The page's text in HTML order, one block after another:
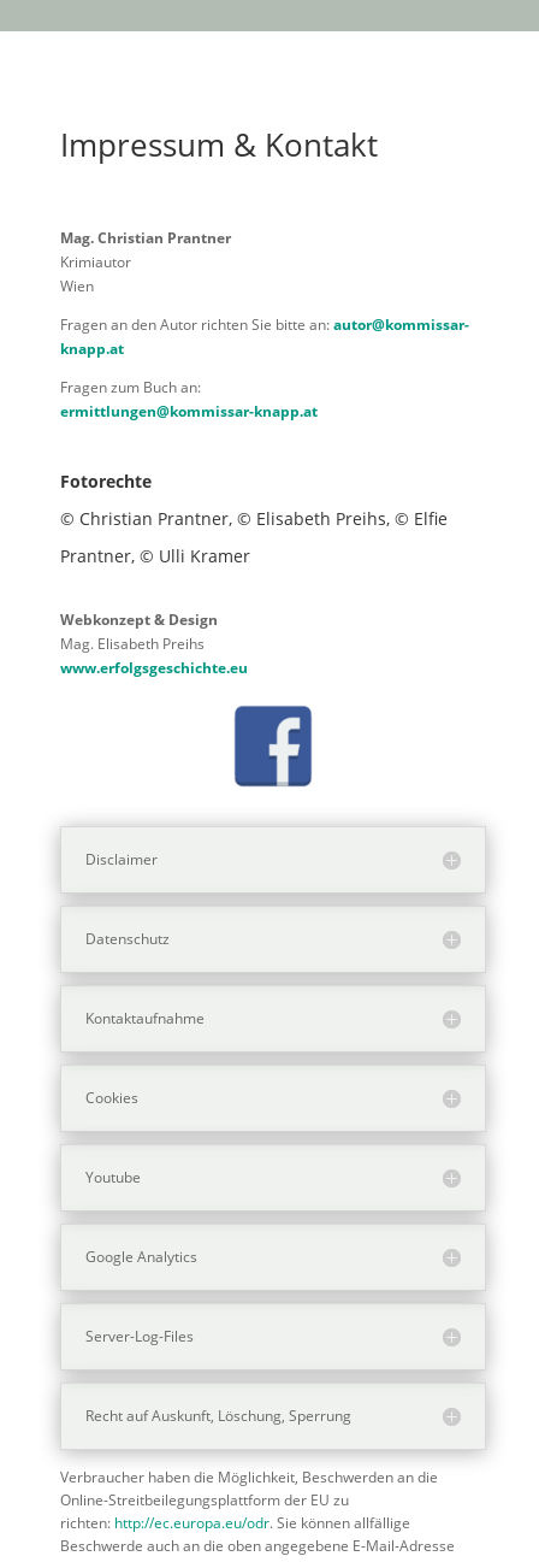
Impressum & Kontakt
Mag. Christian Prantner
Krimiautor
Wien
Fragen an den Autor richten Sie bitte an:autor@kommissar-
knapp.at
Fragen zum Buch an:
ermittlungen@kommissar-knapp.at
Fotorechte
© Christian Prantner,© Elisabeth Preihs,© Elfie
Prantner,© Ulli Kramer
Webkonzept & Design
Mag. Elisabeth Preihs
www.erfolgsgeschichte.eu
Disclaimer
Datenschutz
Kontaktaufnahme
Cookies
Youtube
Google Analytics
Server-Log-Files
Recht auf Auskunft, Löschung, Sperrung
Verbraucher haben die Möglichkeit, Beschwerden an die
Online-Streitbeilegungsplattform der EU zu
richten: http://ec.europa.eu/odr. Sie können allfällige
Beschwerde auch an die oben angegebene E-Mail-Adresse